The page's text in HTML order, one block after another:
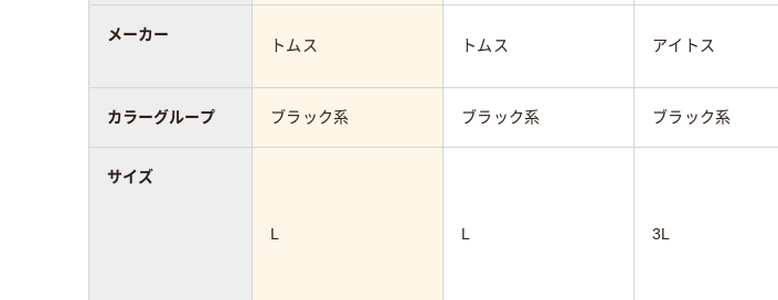
トムス トムス アイトス
ブラック系 ブラック系 ブラック系
L L 3L
メーカー
カラーグループ
サイズ